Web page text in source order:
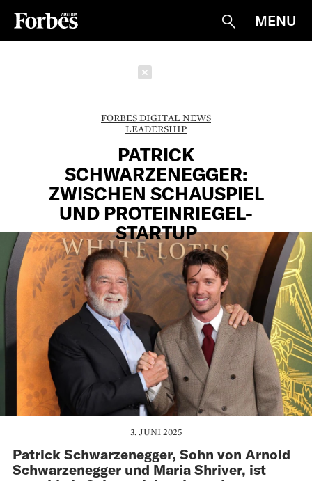
Suche
MENU
FORBES DIGITAL NEWS
LEADERSHIP
PATRICK
SCHWARZENEGGER:
ZWISCHEN SCHAUSPIEL
UND PROTEINRIEGEL-
STARTUP
3. JUNI 2025
Patrick Schwarzenegger, Sohn von Arnold
Schwarzenegger und Maria Shriver, ist